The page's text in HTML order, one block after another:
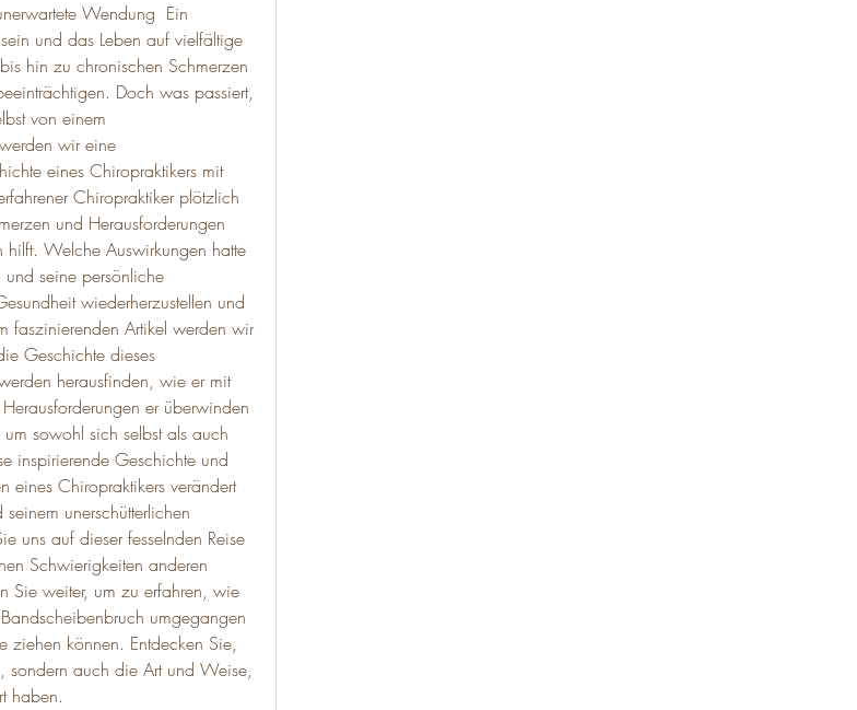
Wendung  Ein
und das Leben auf vielfältige
hin zu chronischen Schmerzen
Doch was passiert,
von einem
wir eine
eines Chiropraktikers mit
Chiropraktiker plötzlich
und Herausforderungen
hilft. Welche Auswirkungen hatte
und seine persönliche
wiederherzustellen und
faszinierenden Artikel werden wir
Geschichte dieses
herausfinden, wie er mit
er überwinden
sowohl sich selbst als auch
inspirierende Geschichte und
eines Chiropraktikers verändert
unerschütterlichen
uns auf dieser fesselnden Reise
Schwierigkeiten anderen
Sie weiter, um zu erfahren, wie
umgegangen
ziehen können. Entdecken Sie,
sondern auch die Art und Weise,
haben.